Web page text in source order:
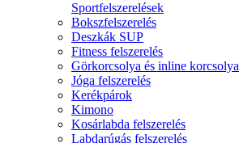
Sportfelszerelések
Bokszfelszerelés
Deszkák SUP
Fitness felszerelés
Görkorcsolya és inline korcsolya
Jóga felszerelés
Kerékpárok
Kimono
Kosárlabda felszerelés
Labdarúgás felszerelés